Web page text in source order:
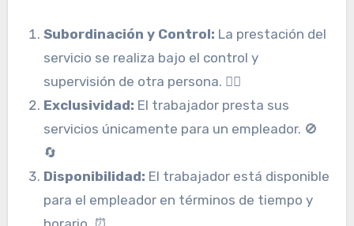
Subordinación y Control: La prestación del
servicio se realiza bajo el control y
supervisión de otra persona. 🕵️‍♂️
Exclusividad: El trabajador presta sus
servicios únicamente para un empleador. 🚫
🔄
Disponibilidad: El trabajador está disponible
para el empleador en términos de tiempo y